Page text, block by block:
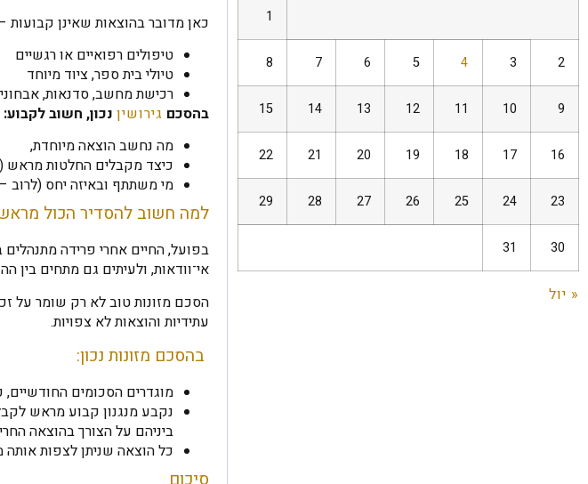
1
2
3
4
5
6
7
8
9
10
11
12
13
14
15
16
17
18
19
20
21
22
23
24
25
26
27
28
29
30
31
« יול
כאן מדובר בהוצאות שאינן קבועות
טיפולים רפואיים או רגשיים
טיולי בית ספר, ציוד מיוחד
רכישת מחשב, סדנאות,
בהסכם גירושיןנכון, חשוב לקבוע:
מה נחשב הוצאה מיוחדת,
כיצד מקבלים החלטות מראש
מי משתתף ובאיזה יחס
למה חשוב להסדיר הכול
בפועל, החיים אחרי פרידה מתנהלים
אי־וודאות, ולעיתים גם מתחים בין
הסכם מזונות טוב לא רק שומר על
עתידיות והוצאות לא צפויות.
בהסכם מזונות נכון:
מוגדרים הסכומים החודשיים,
נקבע מנגנון קבוע מראש
ביניהם על הצורך בהוצאה
כל הוצאה שניתן לצפות